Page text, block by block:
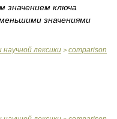
значением ключа
значениями
лексики > comparison